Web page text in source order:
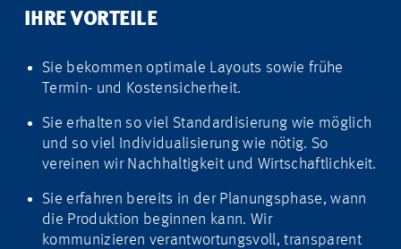
IHRE VORTEILE
Sie bekommen optimale Layouts sowie frühe
Termin- und Kostensicherheit.
Sie erhalten so viel Standardisierung wie möglich
und so viel Individualisierung wie nötig. So
vereinen wir Nachhaltigkeit und Wirtschaftlichkeit.
Sie erfahren bereits in der Planungsphase, wann
die Produktion beginnen kann. Wir
kommunizieren verantwortungsvoll, transparent